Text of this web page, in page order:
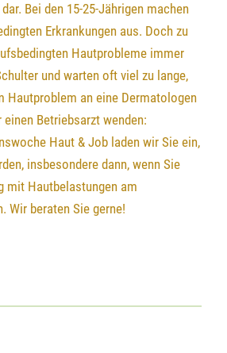
Bei den 15-25-Jährigen machen
Erkrankungen aus. Doch zu
Hautprobleme immer
und warten oft viel zu lange,
Hautproblem an eine Dermatologen
Betriebsarzt wenden:
Haut & Job laden wir Sie ein,
insbesondere dann, wenn Sie
mit Hautbelastungen am
Wir beraten Sie gerne!